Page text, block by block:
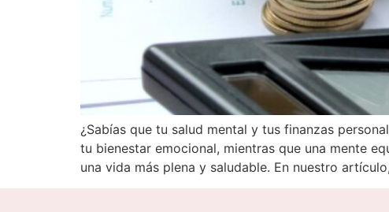
¿Sabías que tu salud mental y tus finanzas
tu bienestar emocional, mientras que una mente
una vida más plena y saludable. En nuestro